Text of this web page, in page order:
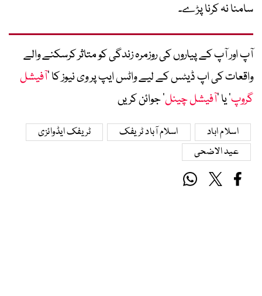
سامنا نہ کرنا پڑے۔
آپ اور آپ کے پیاروں کی روزمرہ زندگی کو متاثر کرسکنے والے
واقعات کی اپ ڈیٹس کے لیے واٹس ایپ پر وی نیوز کا ’آفیشل
گروپ‘ یا ’آفیشل چینل‘ جوائن کریں
اسلام اباد اسلام آباد ٹریفک
ٹریفک ایڈوائزی
عید الاضحی